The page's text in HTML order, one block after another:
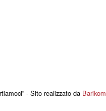
- Sito realizzato da Barikom